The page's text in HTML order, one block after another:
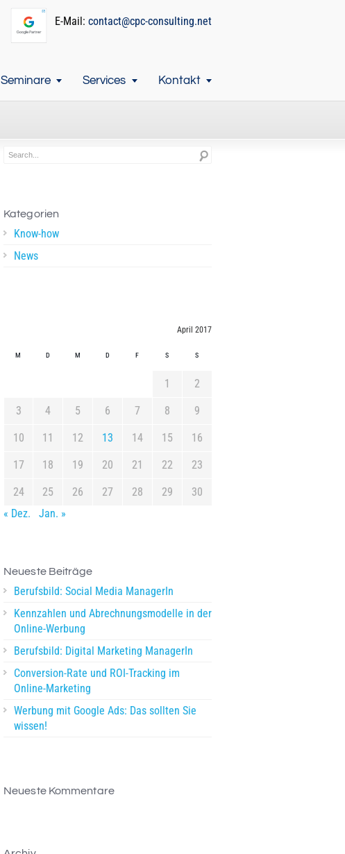
E-Mail: contact@cpc-consulting.net
Seminare Services Kontakt
Kategorien
Know-how
News
April 2017
M D M D F S S
1 2
3 4 5 6 7 8 9
10 11 12 13 14 15 16
17 18 19 20 21 22 23
24 25 26 27 28 29
30
« Dez.
Jan. »
Neueste Beiträge
Berufsbild: Social Media ManagerIn
Kennzahlen und Abrechnungsmodelle in der
Online-Werbung
Berufsbild: Digital Marketing ManagerIn
Conversion-Rate und ROI-Tracking im
Online-Marketing
Werbung mit Google Ads: Das sollten Sie
wissen!
Neueste Kommentare